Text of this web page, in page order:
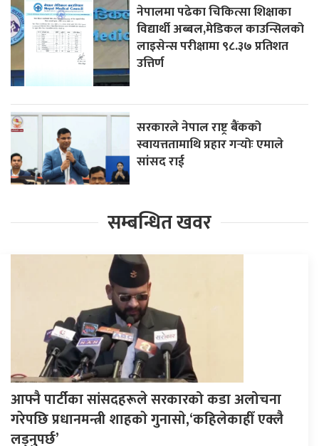
नेपालमा पढेका चिकित्सा शिक्षाका
विद्यार्थी अब्बल,मेडिकल काउन्सिलको
लाइसेन्स परीक्षामा ९८.३७ प्रतिशत
उत्तिर्ण
सरकारले नेपाल राष्ट्र बैंकको
स्वायत्ततामाथि प्रहार गर्‍योः एमाले
सांसद राई
सम्बन्धित खवर
आफ्नै पार्टीका सांसदहरूले सरकारको कडा अलोचना
गरेपछि प्रधानमन्त्री शाहकाे गुनासाे,‘कहिलेकाहीँ एक्लै
लड्नुपर्छ’